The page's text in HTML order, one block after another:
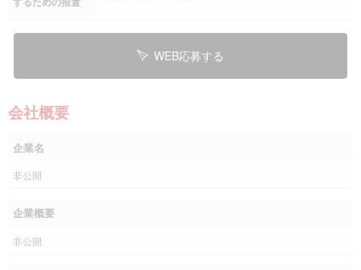
WEB応募する
会社概要
企業名
非公開
企業概要
非公開